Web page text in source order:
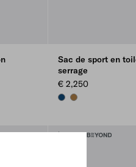
Sac de sport en
serrage
€ 2,250
BALTIC BLUE
TABACCO